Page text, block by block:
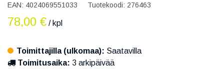
EAN: 4024069551033 Tuotekoodi: 276463
78,00 € / kpl
Toimittajilla (ulkomaa): Saatavilla
Toimitusaika: 3 arkipäivää